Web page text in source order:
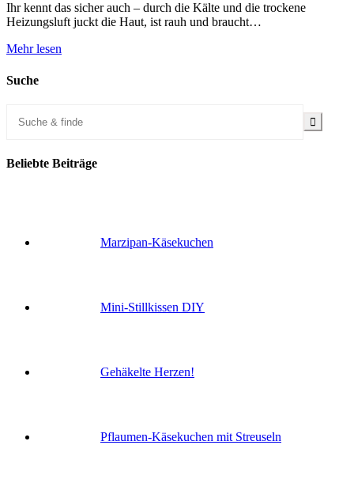
Ihr kennt das sicher auch – durch die Kälte und die trockene
Heizungsluft juckt die Haut, ist rauh und braucht…
Mehr lesen
Suche
Beliebte Beiträge
Marzipan-Käsekuchen
Mini-Stillkissen DIY
Gehäkelte Herzen!
Pflaumen-Käsekuchen mit Streuseln